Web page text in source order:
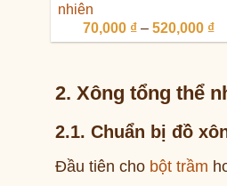
nhiên
70,000 ₫ – 520,000 ₫
2. Xông tổng thể
2.1. Chuẩn bị đồ
Đầu tiên cho bột trầm